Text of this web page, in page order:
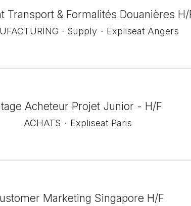
Transport & Formalités Douanières H/
- Supply · Expliseat Angers
Acheteur Projet Junior - H/F
ACHATS · Expliseat Paris
Marketing Singapore H/F